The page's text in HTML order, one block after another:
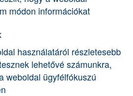
belefektetve 4 éve hozta létre
adalékmentes és egészséges
Jelenleg 8 termékét több mint 150
között a Rossmann, Aldi,
is fellelhetők. A társadalmi
Gardenszemléletének
termékeiket megváltozott
csomagolják Budapesten.
módon információkat
használatáról részletesebb
lehetővé számunkra,
weboldal ügyfélfókuszú